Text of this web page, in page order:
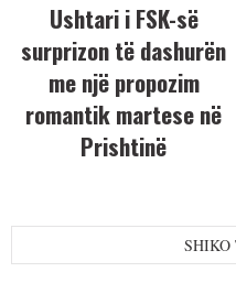
Ushtari i FSK-së
surprizon të dashurën
me një propozim
romantik martese në
Prishtinë
SHIKO